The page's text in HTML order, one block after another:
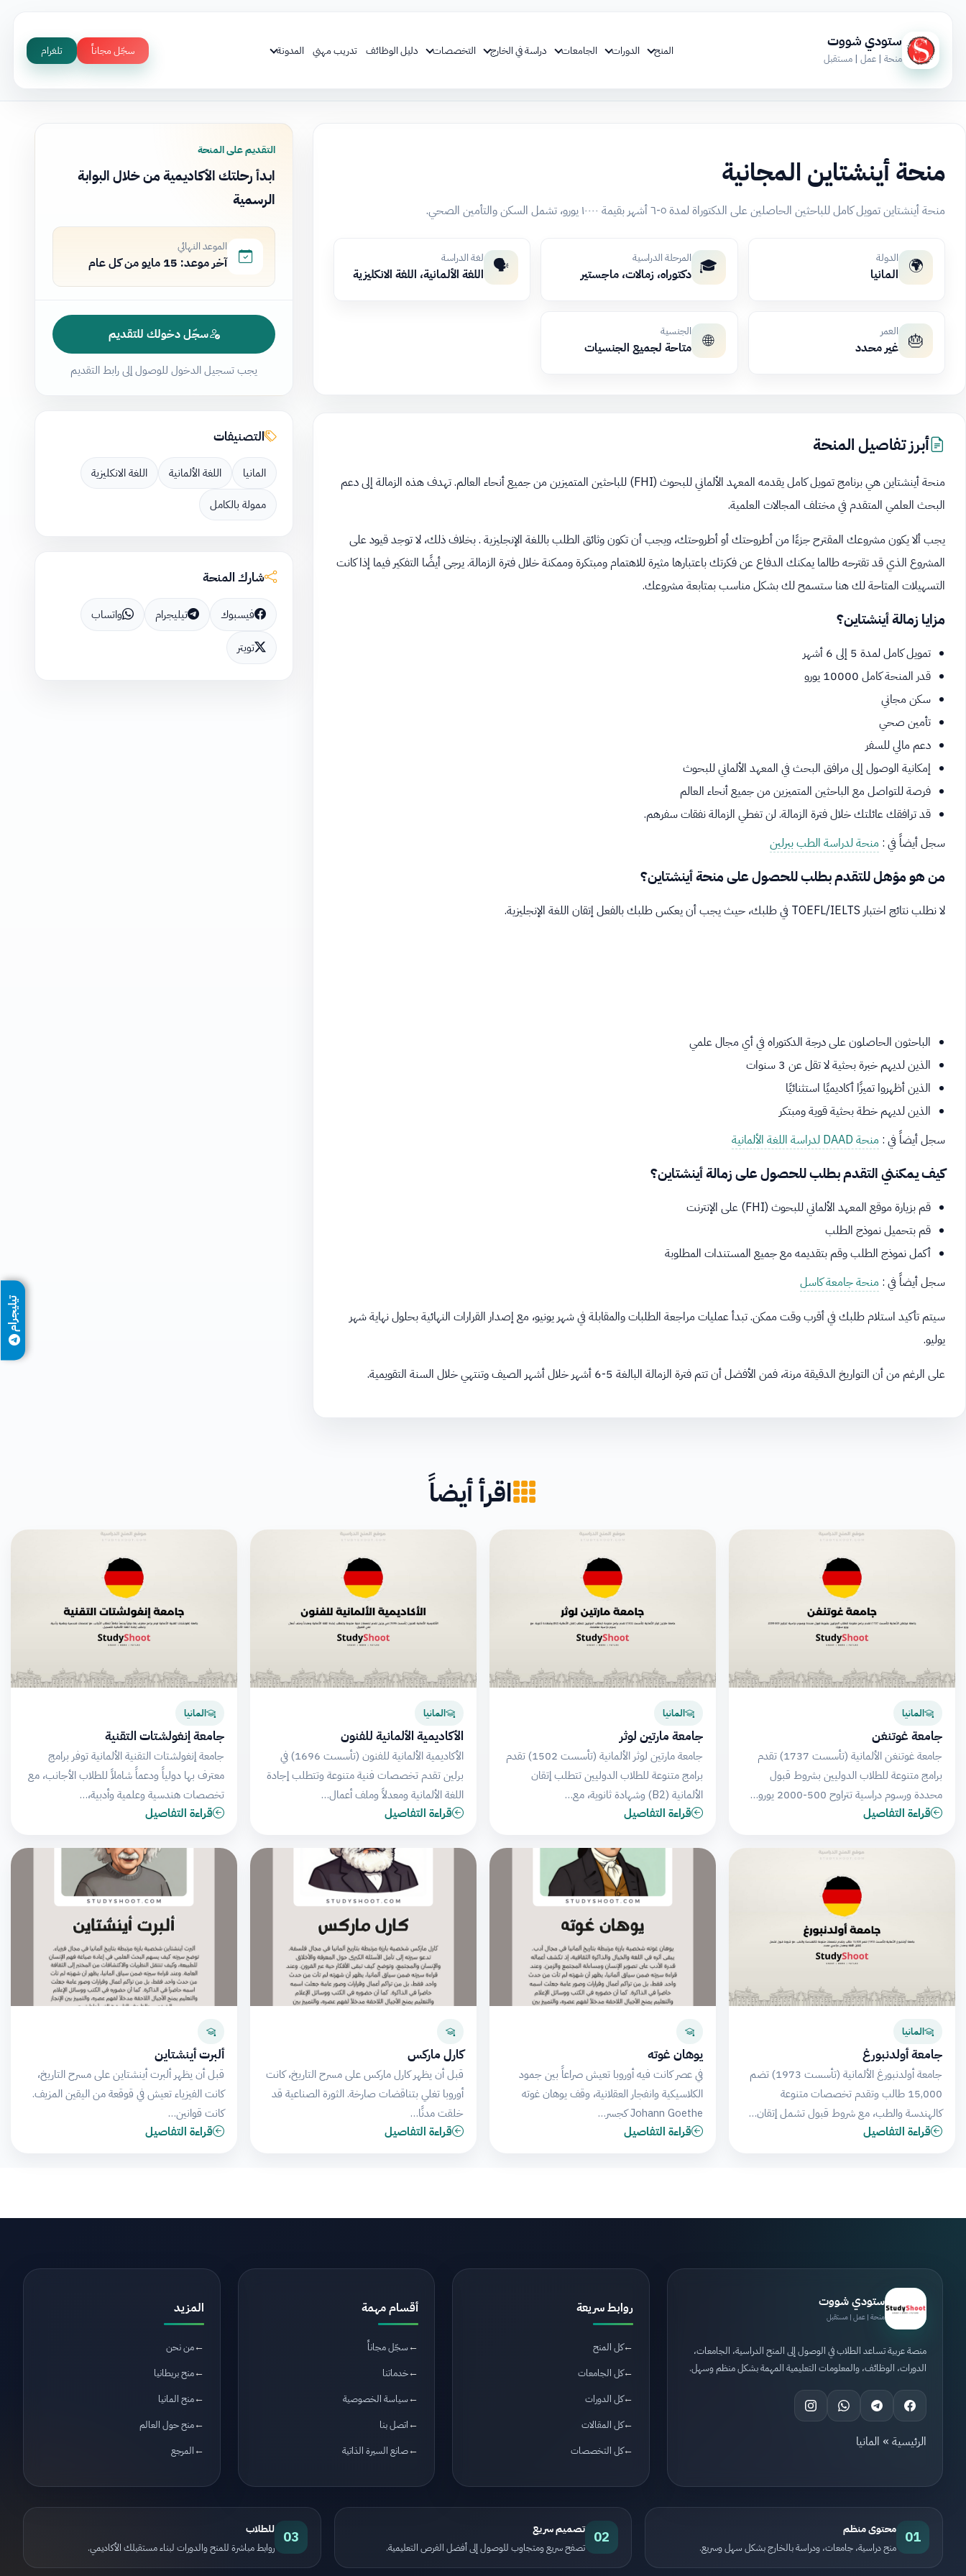
ستودي شووت
منحة | عمل | مستقبل
المنح الدورات الجامعات دراسة في الخارج التخصصات دليل الوظائف تدريب مهني المدونة سجّل مجاناً تلغرام
منحة أينشتاين المجانية
منحة أينشتاين تمويل كامل للباحثين الحاصلين على الدكتوراة لمدة ٥-٦ أشهر بقيمة ١٠٠٠٠ يورو، تشمل السكن والتأمين الصحي.
🌍 الدولة
المانيا 🎓 المرحلة الدراسية
دكتوراه، زمالات، ماجستير 🗣️ لغة الدراسة
اللغة الألمانية، اللغة الانكليزية
🎂 العمر
غير محدد 🌐 الجنسية
متاحة لجميع الجنسيات
أبرز تفاصيل المنحة
منحة أينشتاين هي برنامج تمويل كامل يقدمه المعهد الألماني للبحوث (FHI) للباحثين المتميزين من جميع أنحاء العالم. تهدف هذه الزمالة إلى دعم
البحث العلمي المتقدم في مختلف المجالات العلمية.
يجب ألا يكون مشروعك المقترح جزءًا من أطروحتك أو أطروحتك، ويجب أن تكون وثائق الطلب باللغة الإنجليزية . بخلاف ذلك، لا توجد قيود على
المشروع الذي قد تقترحه طالما يمكنك الدفاع عن فكرتك باعتبارها مثيرة للاهتمام ومبتكرة وممكنة خلال فترة الزمالة. يرجى أيضًا التفكير فيما إذا كانت
التسهيلات المتاحة لك هنا ستسمح لك بشكل مناسب بمتابعة مشروعك.
مزايا زمالة أينشتاين؟
تمويل كامل لمدة 5 إلى 6 أشهر
قدر المنحة كامل 10000 يورو
سكن مجاني
تأمين صحي
دعم مالي للسفر
إمكانية الوصول إلى مرافق البحث في المعهد الألماني للبحوث
فرصة للتواصل مع الباحثين المتميزين من جميع أنحاء العالم
قد ترافقك عائلتك خلال فترة الزمالة. لن تغطي الزمالة نفقات سفرهم.
سجل أيضاً في : منحة لدراسة الطب ببرلين
من هو مؤهل للتقدم بطلب للحصول على منحة أينشتاين؟
لا نطلب نتائج اختبار TOEFL/IELTS في طلبك، حيث يجب أن يعكس طلبك بالفعل إتقان اللغة الإنجليزية.
الباحثون الحاصلون على درجة الدكتوراه في أي مجال علمي
الذين لديهم خبرة بحثية لا تقل عن 3 سنوات
الذين أظهروا تميزًا أكاديميًا استثنائيًا
الذين لديهم خطة بحثية قوية ومبتكر
سجل أيضاً في : منحة DAAD لدراسة اللغة الألمانية
كيف يمكنني التقدم بطلب للحصول على زمالة أينشتاين؟
قم بزيارة موقع المعهد الألماني للبحوث (FHI) على الإنترنت
قم بتحميل نموذج الطلب
أكمل نموذج الطلب وقم بتقديمه مع جميع المستندات المطلوبة
سجل أيضاً في : منحة جامعة كاسل
سيتم تأكيد استلام طلبك في أقرب وقت ممكن. تبدأ عمليات مراجعة الطلبات والمقابلة في شهر يونيو، مع إصدار القرارات النهائية بحلول نهاية شهر
يوليو.
على الرغم من أن التواريخ الدقيقة مرنة، فمن الأفضل أن تتم فترة الزمالة البالغة 5-6 أشهر خلال أشهر الصيف وتنتهي خلال السنة التقويمية.
التقديم على المنحة
ابدأ رحلتك الأكاديمية من خلال البوابة
الرسمية
الموعد النهائي
آخر موعد: 15 مايو من كل عام
سجّل دخولك للتقديم
يجب تسجيل الدخول للوصول إلى رابط التقديم
التصنيفات
المانيا اللغة الألمانية
اللغة الانكليزية
ممولة بالكامل
شارك المنحة
فيسبوك تيليجرام واتساب
تويتر
اقرأ أيضاً
المانيا
جامعة غوتنغن
جامعة غوتنغن الألمانية (تأسست 1737) تقدم
برامج متنوعة للطلاب الدوليين بشروط قبول
محددة ورسوم دراسية تتراوح 500-2000 يورو…
قراءة التفاصيل
المانيا
جامعة مارتين لوثر
جامعة مارتين لوثر الألمانية (تأسست 1502) تقدم
برامج متنوعة للطلاب الدوليين تتطلب إتقان
الألمانية (B2) وشهادة ثانوية، مع…
قراءة التفاصيل
المانيا
الأكاديمية الألمانية للفنون
الأكاديمية الألمانية للفنون (تأسست 1696) في
برلين تقدم تخصصات فنية متنوعة وتتطلب إجادة
اللغة الألمانية ومعدلاً وملف أعمال…
قراءة التفاصيل
المانيا
جامعة إنغولشتات التقنية
جامعة إنغولشتات التقنية الألمانية توفر برامج
معترف بها دولياً ودعماً شاملاً للطلاب الأجانب، مع
تخصصات هندسية وعلمية وأدبية،…
قراءة التفاصيل
المانيا
جامعة أولدنبورغ
جامعة أولدنبورغ الألمانية (تأسست 1973) تضم
15,000 طالب وتقدم تخصصات متنوعة
كالهندسة والطب، مع شروط قبول تشمل إتقان…
قراءة التفاصيل
يوهان غوته
في عصر كانت فيه أوروبا تعيش صراعاً بين جمود
الكلاسيكية وانفجار العقلانية، وقف يوهان غوته
Johann Goethe كجسر…
قراءة التفاصيل
كارل ماركس
قبل أن يظهر كارل ماركس على مسرح التاريخ، كانت
أوروبا تغلي بتناقضات صارخة. الثورة الصناعية قد
خلقت مدنًا…
قراءة التفاصيل
ألبرت أينشتاين
قبل أن يظهر ألبرت أينشتاين على مسرح التاريخ،
كانت الفيزياء تعيش في قوقعة من اليقين المزيف.
كانت قوانين…
قراءة التفاصيل
ستودي شووت
منحة | عمل | مستقبل
منصة عربية تساعد الطلاب في الوصول إلى المنح الدراسية، الجامعات،
الدورات، الوظائف، والمعلومات التعليمية المهمة بشكل منظم وسهل.
الرئيسية » المانيا
روابط سريعة
كل المنح
كل الجامعات
كل الدورات
كل المقالات
كل التخصصات
أقسام مهمة
سجّل مجاناً
خدماتنا
سياسة الخصوصية
اتصل بنا
صانع السيرة الذاتية
المزيد
من نحن
منح بريطانيا
منح المانيا
منح حول العالم
المرجع
01 محتوى منظم
منح دراسية، جامعات، ودراسة بالخارج بشكل سهل وسريع.
02 تصميم سريع
تصفح سريع ومتجاوب للوصول إلى أفضل الفرص التعليمية.
03 للطلاب
روابط مباشرة للمنح والدورات لبناء مستقبلك الأكاديمي.
تيليجرام